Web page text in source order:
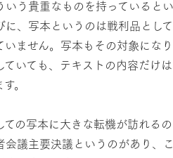
いう貴重なものを持っていると
に、写本というのは戦利品とし
いません。写本もその対象にな
ていても、テキストの内容だけ
。
ての写本に大きな転機が訪れる
会議主要決議というのがあり、